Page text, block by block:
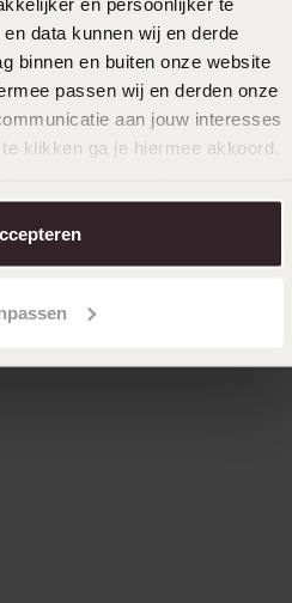
data kunnen wij en derde
binnen en buiten onze website
passen wij en derden onze
aan jouw interesses
te klikken ga je hiermee akkoord.
schakels Zilveren
3499